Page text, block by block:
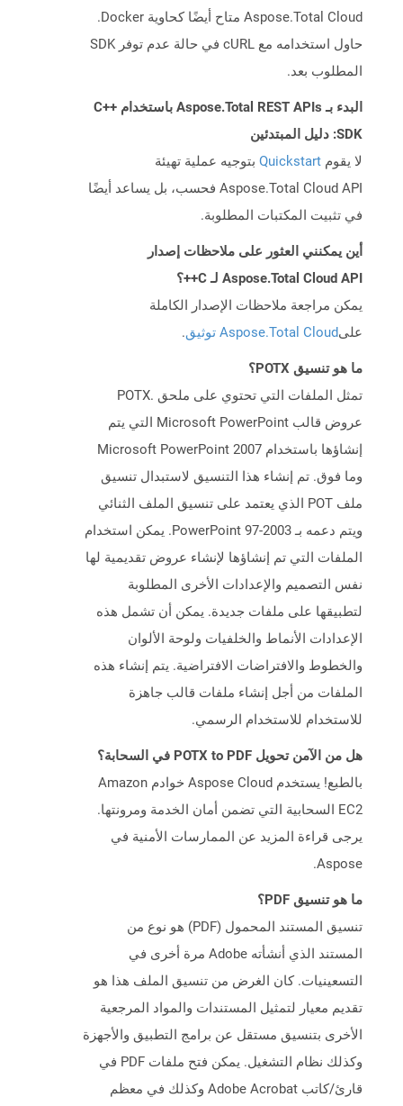
Aspose.Total Cloud متاح أيضًا كحاوية Docker.
حاول استخدامه مع cURL في حالة عدم توفر SDK
المطلوب بعد.
البدء بـ Aspose.Total REST APIs باستخدام C++
SDK: دليل المبتدئين
لا يقوم Quickstart بتوجيه عملية تهيئة
Aspose.Total Cloud API فحسب، بل يساعد أيضًا
في تثبيت المكتبات المطلوبة.
أين يمكنني العثور على ملاحظات إصدار
Aspose.Total Cloud API لـ C++؟
يمكن مراجعة ملاحظات الإصدار الكاملة
علىAspose.Total Cloud توثيق .
ما هو تنسيق POTX؟
تمثل الملفات التي تحتوي على ملحق .POTX
عروض قالب Microsoft PowerPoint التي يتم
إنشاؤها باستخدام Microsoft PowerPoint 2007
وما فوق. تم إنشاء هذا التنسيق لاستبدال تنسيق
ملف POT الذي يعتمد على تنسيق الملف الثنائي
ويتم دعمه بـ PowerPoint 97-2003. يمكن استخدام
الملفات التي تم إنشاؤها لإنشاء عروض تقديمية لها
نفس التصميم والإعدادات الأخرى المطلوبة
لتطبيقها على ملفات جديدة. يمكن أن تشمل هذه
الإعدادات الأنماط والخلفيات ولوحة الألوان
والخطوط والافتراضات الافتراضية. يتم إنشاء هذه
الملفات من أجل إنشاء ملفات قالب جاهزة
للاستخدام للاستخدام الرسمي.
هل من الآمن تحويل POTX to PDF في السحابة؟
بالطبع! يستخدم Aspose Cloud خوادم Amazon
EC2 السحابية التي تضمن أمان الخدمة ومرونتها.
يرجى قراءة المزيد عن الممارسات الأمنية في
Aspose.
ما هو تنسيق PDF؟
تنسيق المستند المحمول (PDF) هو نوع من
المستند الذي أنشأته Adobe مرة أخرى في
التسعينيات. كان الغرض من تنسيق الملف هذا هو
تقديم معيار لتمثيل المستندات والمواد المرجعية
الأخرى بتنسيق مستقل عن برامج التطبيق والأجهزة
وكذلك نظام التشغيل. يمكن فتح ملفات PDF في
قارئ/كاتب Adobe Acrobat وكذلك في معظم